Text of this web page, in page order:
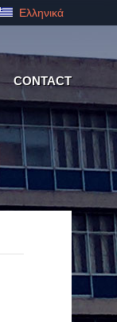
Ελληνικά
CONTACT